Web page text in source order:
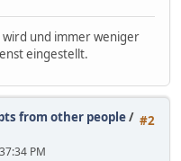
wird und immer weniger
eingestellt.
#2
from other people/
PM